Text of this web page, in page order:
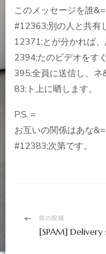
このメッセージを誰&=
#12363;別の人と共有
12371;とが分かれば
2394;たのビデオをす
395;全員に送信し、
83;ト上に晒します。
P.S. =
お互いの関係はあな&=
#12383;次第です。
投
前の投稿
[SPAM]